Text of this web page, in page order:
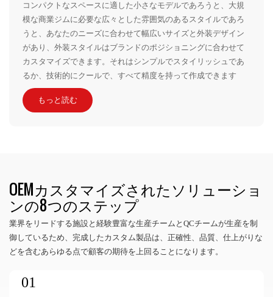
コンパクトなスペースに適した小さなモデルであろうと、大規
模な商業ジムに必要な広々とした雰囲気のあるスタイルであろ
うと、あなたのニーズに合わせて幅広いサイズと外装デザイン
があり、外装スタイルはブランドのポジショニングに合わせて
カスタマイズできます。それはシンプルでスタイリッシュであ
るか、技術的にクールで、すべて精度を持って作成できます
もっと読む
OEMカスタマイズされたソリューショ
ンの8つのステップ
業界をリードする施設と経験豊富な生産チームとQCチームが生産を制
御しているため、完成したカスタム製品は、正確性、品質、仕上がりな
どを含むあらゆる点で顧客の期待を上回ることになります。
01